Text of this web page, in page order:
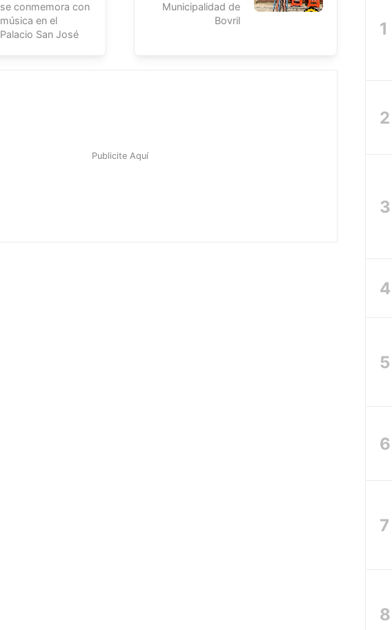
se conmemora con
música en el
Palacio San José
Municipalidad de
Bovril